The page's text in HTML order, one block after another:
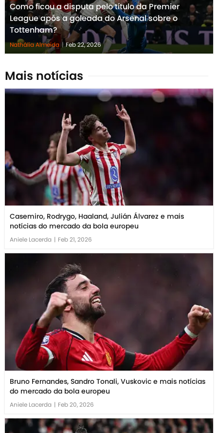
Como ficou a disputa pelo título da Premier
League após a goleada do Arsenal sobre o
Tottenham?
Nathália Almeida | Feb 22, 2026
Mais notícias
Casemiro, Rodrygo, Haaland, Julián Álvarez e mais
notícias do mercado da bola europeu
Aniele Lacerda | Feb 21, 2026
Bruno Fernandes, Sandro Tonali, Vuskovic e mais notícias
do mercado da bola europeu
Aniele Lacerda | Feb 20, 2026